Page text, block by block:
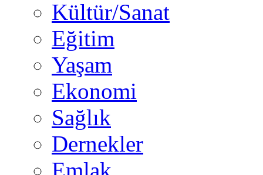
Kültür/Sanat
Eğitim
Yaşam
Ekonomi
Sağlık
Dernekler
Emlak